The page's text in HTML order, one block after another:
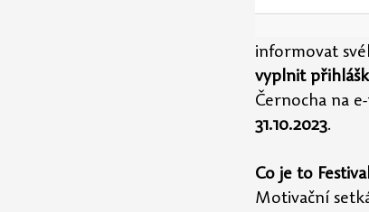
informovat
vyplnit
Černocha na
31.10.2023.
Co je to
Motivační